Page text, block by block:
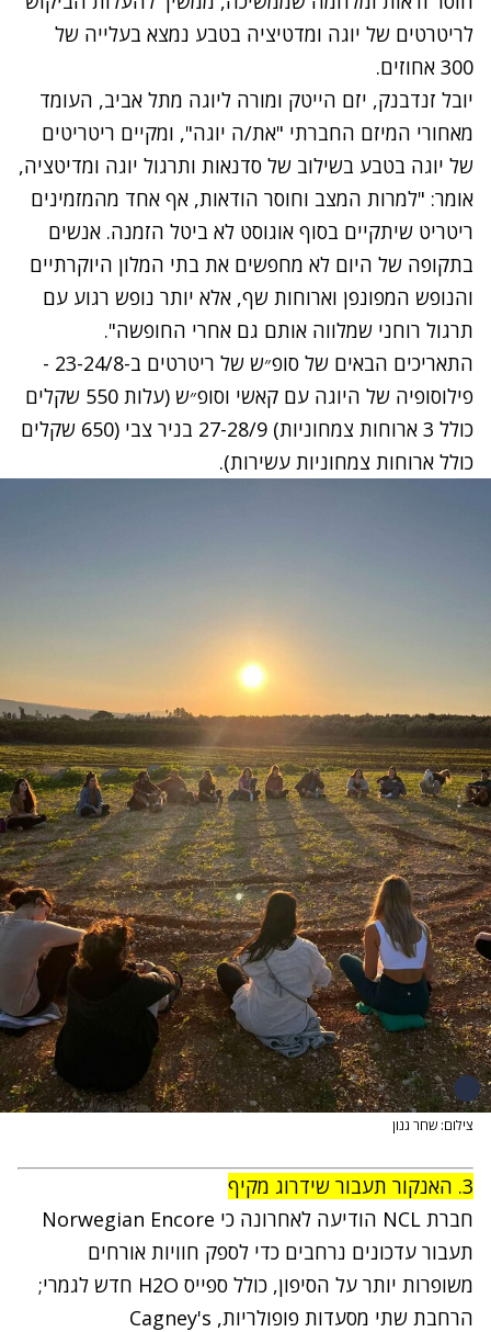
לריטרטים של יוגה ומדטיציה בטבע נמצא בעלייה של
300 אחוזים.
יובל זנדבנק, יזם הייטק ומורה ליוגה מתל אביב, העומד
מאחורי המיזם החברתי "את/ה יוגה", ומקיים ריטריטים
של יוגה בטבע בשילוב של סדנאות ותרגול יוגה ומדיטציה,
אומר: "למרות המצב וחוסר הודאות, אף אחד מהמזמינים
ריטריט שיתקיים בסוף אוגוסט לא ביטל הזמנה. אנשים
בתקופה של היום לא מחפשים את בתי המלון היוקרתיים
והנופש המפונפן וארוחות שף, אלא יותר נופש רגוע עם
תרגול רוחני שמלווה אותם גם אחרי החופשה".
התאריכים הבאים של סופ״ש של ריטרטים ב-23-24/8 -
פילוסופיה של היוגה עם קאשי וסופ״ש (עלות 550 שקלים
כולל 3 ארוחות צמחוניות) 27-28/9 בניר צבי (650 שקלים
כולל ארוחות צמחוניות עשירות).
צילום: שחר גנון
3. האנקור תעבור שידרוג מקיף
חברת NCL הודיעה לאחרונה כי Norwegian Encore
תעבור עדכונים נרחבים כדי לספק חוויות אורחים
משופרות יותר על הסיפון, כולל ספייס H2O חדש לגמרי;
הרחבת שתי מסעדות פופולריות, Cagney's